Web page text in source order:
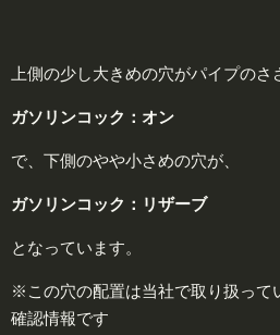
上側の少し大きめの穴がパイプのさ
ガソリンコック： オン
で、下側のやや小さめの穴が、
ガソリンコック： リザーブ
となっています。
※この穴の配置は当社で取り扱って
確認情報です